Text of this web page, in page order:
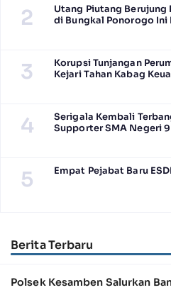
2
Utang Piutang Berujung
di Bungkal Ponorogo
3
Korupsi Tunjangan
Kejari Tahan Kabag
4
Serigala Kembali
Supporter SMA Negeri
5 Empat Pejabat Baru
Berita Terbaru
Polsek Kesamben Salurkan